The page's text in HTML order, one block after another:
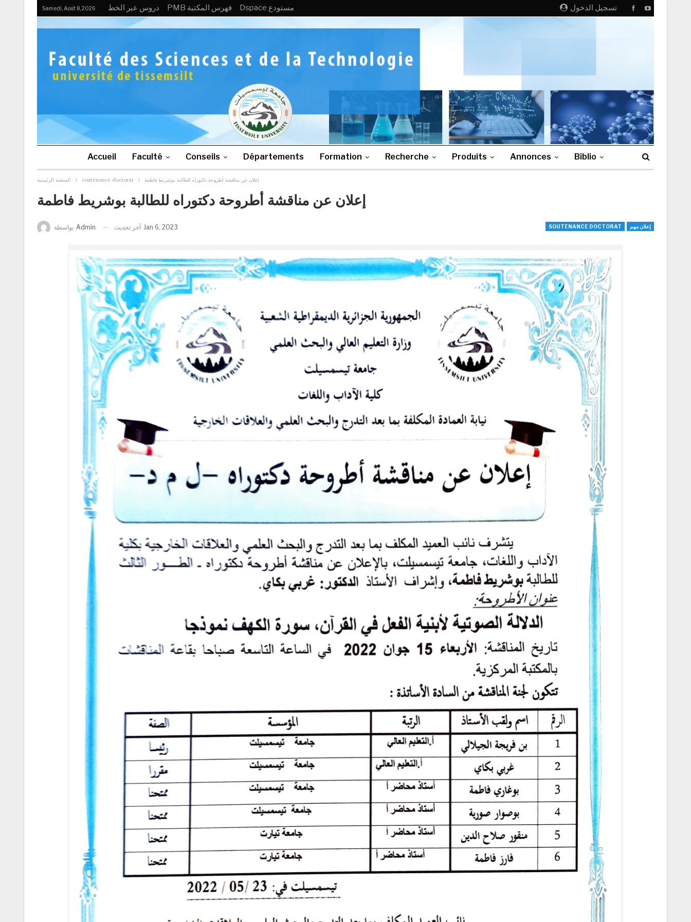
تسجيل الدخول Samedi, Août 8, 2026 دروس عبر الخط PMB فهرس المكتبة Dspace مستودع
Accueil Faculté Conseils Départements Formation Recherche Produits Annonces Biblio
الصفحة الرئيسية soutenance doctorat إعلان عن مناقشة أطروحة دكتوراه للطالبة بوشريط فاطمة
إعلان عن مناقشة أطروحة دكتوراه للطالبة بوشريط فاطمة
SOUTENANCE DOCTORAT إعلان مهم Admin آخر تحديث Jan 6, 2023